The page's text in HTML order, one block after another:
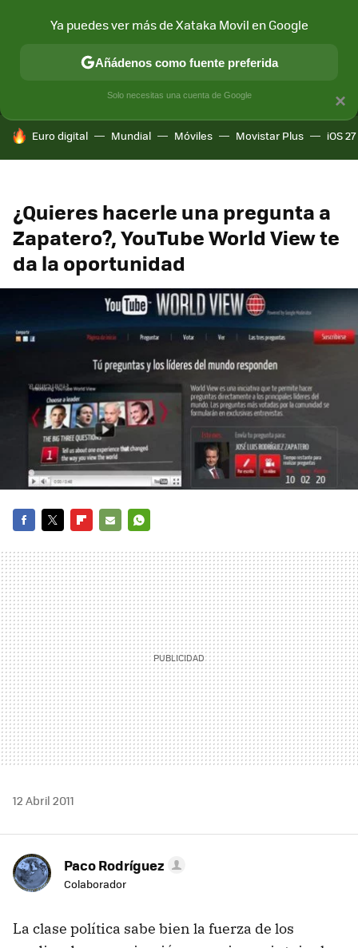
MÓVIL Y SOCIEDAD APLICACIONES
HOY SE HABLA DE
Euro digital Mundial Móviles Movistar Plus iOS 27
¿Quieres hacerle una pregunta a
Zapatero?, YouTube World View te
da la oportunidad
MAIL
12 Abril 2011
Paco Rodríguez
Colaborador
La clase política sabe bien la fuerza de los
×
Ya puedes ver más de Xataka Movil en Google
Añádenos como fuente preferida
Solo necesitas una cuenta de Google